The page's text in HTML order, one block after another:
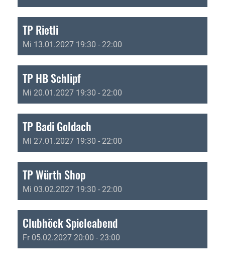
TP Rietli
Mi 13.01.2027 19:30 - 22:00
TP HB Schlipf
Mi 20.01.2027 19:30 - 22:00
TP Badi Goldach
Mi 27.01.2027 19:30 - 22:00
TP Würth Shop
Mi 03.02.2027 19:30 - 22:00
Clubhöck Spieleabend
Fr 05.02.2027 20:00 - 23:00